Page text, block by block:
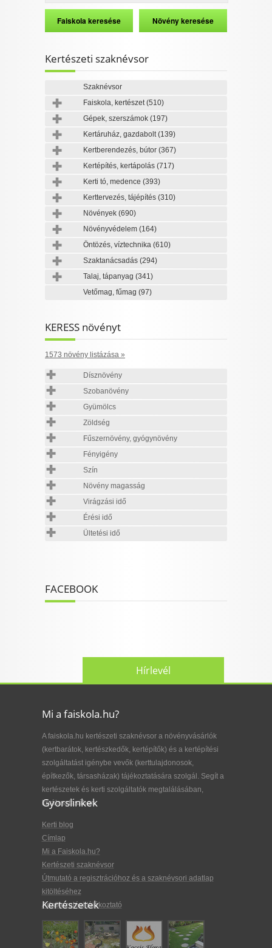
Kertészeti szaknévsor
Szaknévsor
Faiskola, kertészet(510)
Gépek, szerszámok (197)
Kertáruház, gazdabolt(139)
Kertberendezés, bútor (367)
Kertépítés, kertápolás (717)
Kerti tó, medence (393)
Kerttervezés, tájépítés (310)
Növények (690)
Növényvédelem (164)
Öntözés, víztechnika (610)
Szaktanácsadás (294)
Talaj, tápanyag (341)
Vetőmag, fűmag (97)
KERESS növényt
1573 növény listázása »
Dísznövény
Szobanövény
Gyümölcs
Zöldség
Fűszernövény, gyógynövény
Fényigény
Szín
Növény magasság
Virágzási idő
Érési idő
Ültetési idő
FACEBOOK
Hírlevél
Mi a faiskola.hu?
A faiskola.hu kertészeti szaknévsor a növényvásárlók
(kertbarátok, kertészkedők, kertépítők) és a kertépítési
szolgáltatást igénybe vevők (kerttulajdonosok,
építkezők, társasházak) tájékoztatására szolgál. Segít a
kertészetek és kerti szolgáltatók megtalálásában,
kiválasztásában.
Gyorslinkek
Kerti blog
Címlap
Mi a Faiskola.hu?
Kertészeti szaknévsor
Útmutató a regisztrációhoz és a szaknévsori adatlap
kitöltéséhez
Adatkezelési tájékoztató
Kertészetek